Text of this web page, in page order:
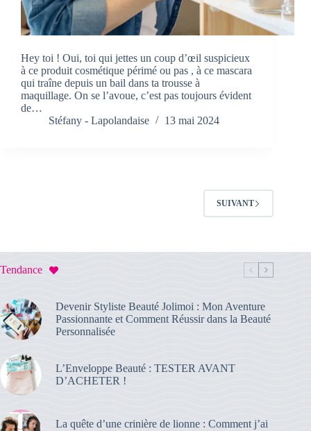
Hey toi ! Oui, toi qui jettes un coup d’œil suspicieux
à ce produit cosmétique périmé ou pas , à ce mascara
qui traîne depuis un bail dans ta trousse à
maquillage. On se l’avoue, c’est pas toujours évident
de…
Stéfany - Lapolandaise
13 mai 2024
SUIVANT
Tendance
Devenir Styliste Beauté Jolimoi : Mon Aventure
Passionnante et Comment Réussir dans la Beauté
Personnalisée
L’Enveloppe Beauté : TESTER AVANT
D’ACHETER !
La quête d’une crinière de lionne : Comment j’ai